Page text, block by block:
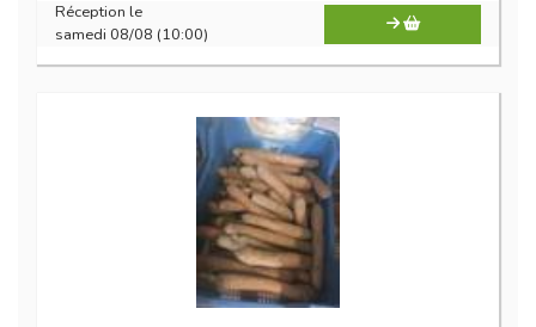
Réception le
samedi 08/08 (10:00)